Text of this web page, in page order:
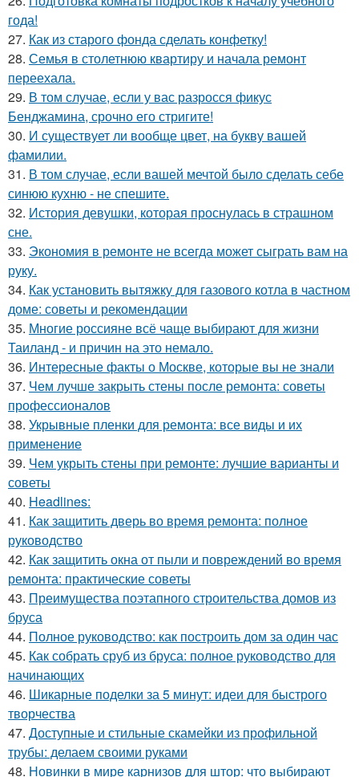
года!
27. Как из старого фонда сделать конфетку!
28. Семья в столетнюю квартиру и начала ремонт
переехала.
29. В том случае, если у вас разросся фикус
Бенджамина, срочно его стригите!
30. И существует ли вообще цвет, на букву вашей
фамилии.
31. В том случае, если вашей мечтой было сделать себе
синюю кухню - не спешите.
32. История девушки, которая проснулась в страшном
сне.
33. Экономия в ремонте не всегда может сыграть вам на
руку.
34. Как установить вытяжку для газового котла в частном
доме: советы и рекомендации
35. Многие россияне всё чаще выбирают для жизни
Таиланд - и причин на это немало.
36. Интересные факты о Москве, которые вы не знали
37. Чем лучше закрыть стены после ремонта: советы
профессионалов
38. Укрывные пленки для ремонта: все виды и их
применение
39. Чем укрыть стены при ремонте: лучшие варианты и
советы
40. Headlines:
41. Как защитить дверь во время ремонта: полное
руководство
42. Как защитить окна от пыли и повреждений во время
ремонта: практические советы
43. Преимущества поэтапного строительства домов из
бруса
44. Полное руководство: как построить дом за один час
45. Как собрать сруб из бруса: полное руководство для
начинающих
46. Шикарные поделки за 5 минут: идеи для быстрого
творчества
47. Доступные и стильные скамейки из профильной
трубы: делаем своими руками
48. Новинки в мире карнизов для штор: что выбирают